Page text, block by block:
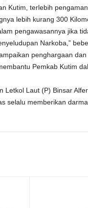
Kutim, terlebih
lebih kurang 300
pengawasannya jika
Narkoba,”
penghargaan
Pemkab Kutim
Letkol Laut (P) Binsar
selalu memberikan